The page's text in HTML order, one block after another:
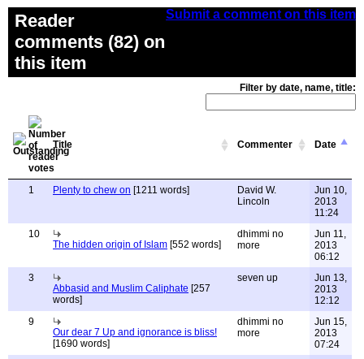
Submit a comment on this item
Reader
comments (82) on
this item
Filter by date, name, title:
Title Commenter Date
1 Plenty to chew on [1211 words]
David W.
Lincoln
Jun 10,
2013
11:24
10
The hidden origin of Islam [552 words]
dhimmi no
more
Jun 11,
2013
06:12
3
Abbasid and Muslim Caliphate [257
words]
seven up
Jun 13,
2013
12:12
9
Our dear 7 Up and ignorance is bliss!
[1690 words]
dhimmi no
more
Jun 15,
2013
07:24